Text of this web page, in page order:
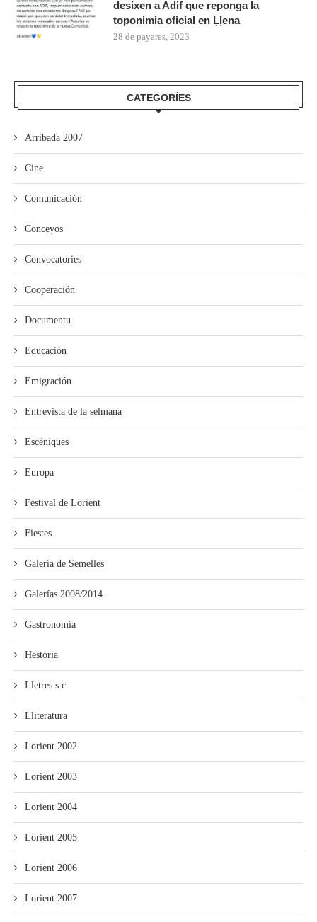
desixen a Adif que reponga la
toponimia oficial en Ḷḷena
28 de payares, 2023
CATEGORÍES
Arribada 2007
Cine
Comunicación
Conceyos
Convocatories
Cooperación
Documentu
Educación
Emigración
Entrevista de la selmana
Escéniques
Europa
Festival de Lorient
Fiestes
Galería de Semelles
Galerías 2008/2014
Gastronomía
Hestoria
Lletres s.c.
Lliteratura
Lorient 2002
Lorient 2003
Lorient 2004
Lorient 2005
Lorient 2006
Lorient 2007